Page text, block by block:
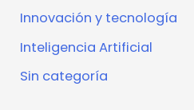
Innovación y tecnología
Inteligencia Artificial
Sin categoría